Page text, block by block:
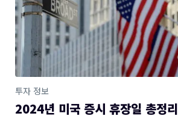
투자 정보
2024년 미국 증시 휴장일 총정리